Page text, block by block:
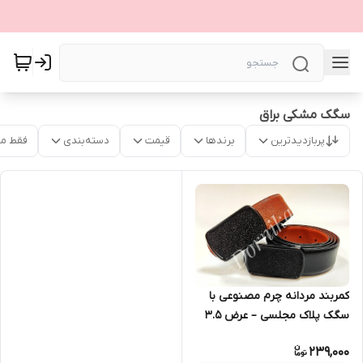
سگک مشکی براق
پربازدیدترین برندها قیمت دسته‌بندی فقط
کمربند مردانه چرم مصنوعی با
سگک پلاک مجلسی – عرض ۳.۵
239,000